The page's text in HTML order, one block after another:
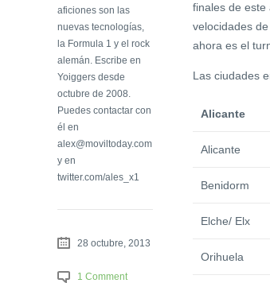
finales de
velocidades
ahora es el
Las ciudades
Alicante
Alicante
Benidorm
Elche/ Elx
Orihuela
aficiones son las
nuevas tecnologías,
la Formula 1 y el rock
alemán. Escribe en
Yoiggers desde
octubre de 2008.
Puedes contactar con
él en
alex@moviltoday.com
y en
twitter.com/ales_x1
28 octubre, 2013
1 Comment